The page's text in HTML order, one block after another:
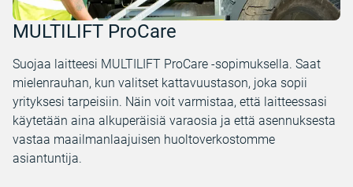
MULTILIFT ProCare
Suojaa laitteesi MULTILIFT ProCare -sopimuksella. Saat
mielenrauhan, kun valitset kattavuustason, joka sopii
yrityksesi tarpeisiin. Näin voit varmistaa, että laitteessasi
käytetään aina alkuperäisiä varaosia ja että asennuksesta
vastaa maailmanlaajuisen huoltoverkostomme
asiantuntija.